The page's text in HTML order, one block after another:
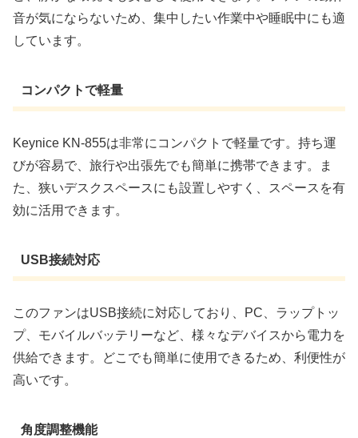
音が気にならないため、集中したい作業中や睡眠中にも適
しています。
コンパクトで軽量
Keynice KN-855は非常にコンパクトで軽量です。持ち運
びが容易で、旅行や出張先でも簡単に携帯できます。ま
た、狭いデスクスペースにも設置しやすく、スペースを有
効に活用できます。
USB接続対応
このファンはUSB接続に対応しており、PC、ラップトッ
プ、モバイルバッテリーなど、様々なデバイスから電力を
供給できます。どこでも簡単に使用できるため、利便性が
高いです。
角度調整機能